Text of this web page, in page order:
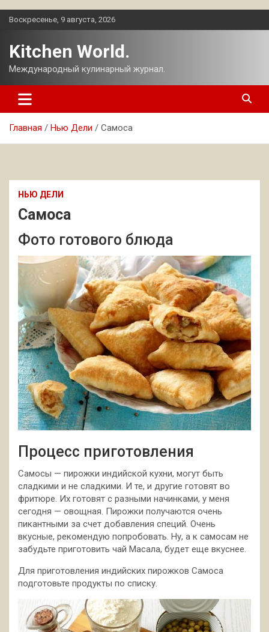
Перейти
Воскресенье, 9 августа, 2026
Kitchen World.
Международный кулинарный журнал.
Главная Нью Дели Самоса
НЬЮ ДЕЛИ
Самоса
Фото готового блюда
Процесс приготовления
Самосы — пирожки индийской кухни, могут быть
сладкими и не сладкими. И те, и другие готовят во
фритюре. Их готовят с разными начинками, у меня
сегодня — овощная. Пирожки получаются очень
пикантными за счет добавления специй. Очень
вкусные, рекомендую попробовать. Ну, а к самосам не
забудьте приготовить чай Масала, будет еще вкуснее.
Для приготовления индийских пирожков Самоса
подготовьте продукты по списку.